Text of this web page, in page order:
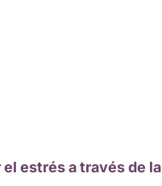
estrés a través de la